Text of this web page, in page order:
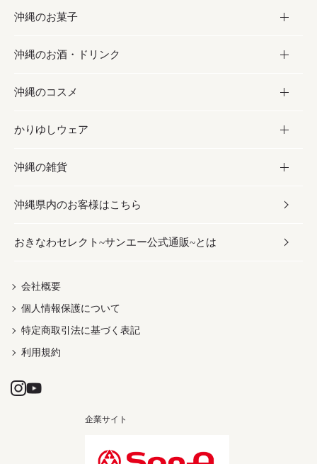
お肉
海産物
缶詰／パウチ
沖縄料理
沖縄そば／乾麺
レトルト食品
乾物／粉類
調味料
砂糖／黒砂糖
塩
お酢／ドレッシング
しょうゆ
みそ
だし／スパイス／島唐辛子
沖縄のお菓子
お菓子
黒糖
ちんすこう
伝統菓子
スナック
おつまみ
紅芋
沖縄のお酒・ドリンク
お酒・ドリンク
泡盛
ビール・チューハイ
ワイン・ウィスキー・カクテル
ドリンク
茶葉
沖縄のコスメ
コスメ
スキンケア
ボディケア
ヘアケア
UVケア
かりゆしウェア
かりゆしウェア
メンズ
レディース
沖縄の雑貨
雑貨
沖縄ファッション
伝統工芸品
沖縄県内のお客様はこちら
おきなわセレクト~サンエー公式通販~とは
会社概要
個人情報保護について
特定商取引法に基づく表記
利用規約
企業サイト